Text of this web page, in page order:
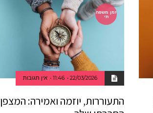
זמן משפח
תי
22/03/2026
11:46 אין תגובות
התעוררות, יוזמה ואמירה: המצפן